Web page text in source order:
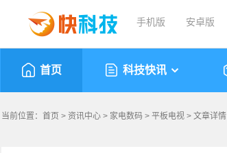
手机版 安卓版
首页 科技快讯
当前位置： 首页 > 资讯中心 > 家电数码 > 平板电视 > 文章详情